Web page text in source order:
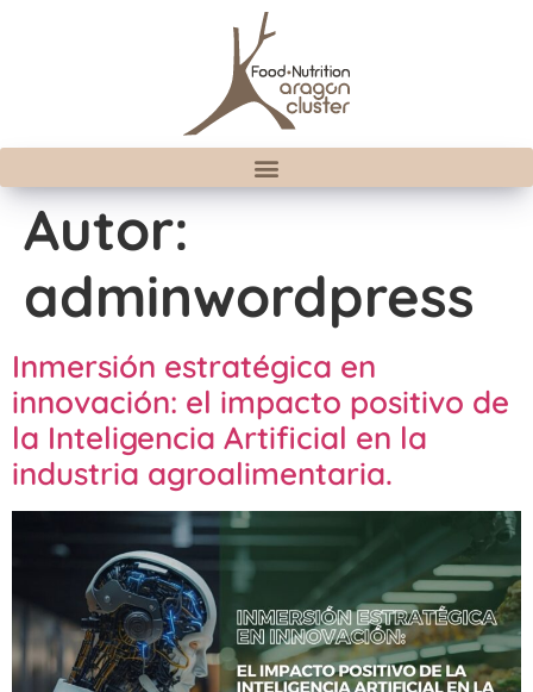
Autor:
adminwordpress
Inmersión estratégica en
innovación: el impacto positivo de
la Inteligencia Artificial en la
industria agroalimentaria.